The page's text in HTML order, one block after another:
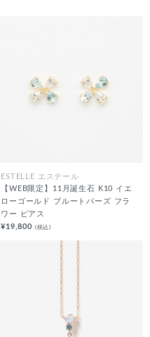
ESTELLE エステール
【WEB限定】11月誕生石 K10 イエ
ローゴールド ブルートパーズ フラ
ワー ピアス
¥19,800 (税込)